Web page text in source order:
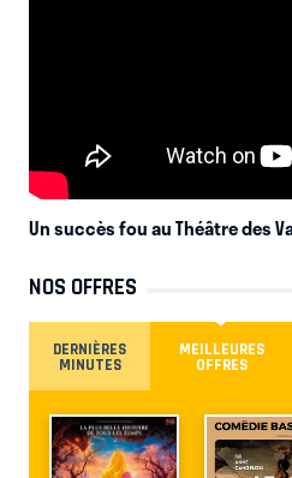
Un succès fou au Théâtre des
NOS OFFRES
DERNIÈRES
MINUTES
MEILLEURES
OFFRES